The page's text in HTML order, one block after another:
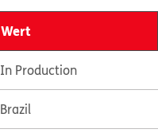
Wert
In Production
Brazil